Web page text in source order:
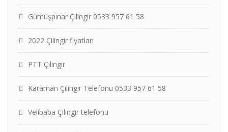
Gümüşpınar Çilingir 0533 957 61 58
2022 Çilingir fiyatları
PTT Çilingir
Karaman Çilingir Telefonu 0533 957 61 58
Velibaba Çilingir telefonu